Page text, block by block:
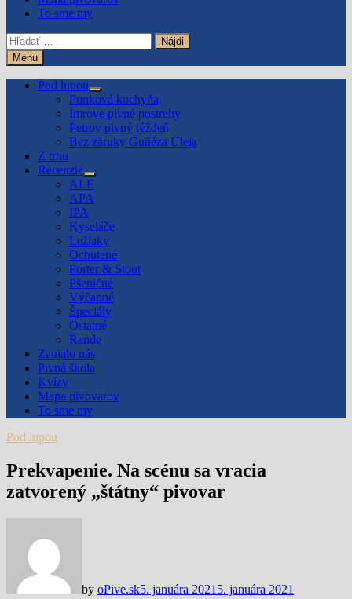
To sme my
Hľadať:
Menu
Pod lupou
Show
sub
menu
Punková kuchyňa
Imrove pivné postrehy
Petrov pivný týždeň
Bez záruky Guñéza Uleja
Z trhu
Recenzie
Show
sub
menu
ALE
APA
IPA
Kyseláče
Ležiaky
Ochutené
Porter & Stout
Pšeničné
Výčapné
Špeciály
Ostatné
Rande
Zaujalo nás
Pivná škola
Kvízy
Mapa pivovarov
To sme my
Pod lupou
Prekvapenie. Na scénu sa vracia
zatvorený „štátny“ pivovar
by oPive.sk5. januára 2021 5. januára 2021